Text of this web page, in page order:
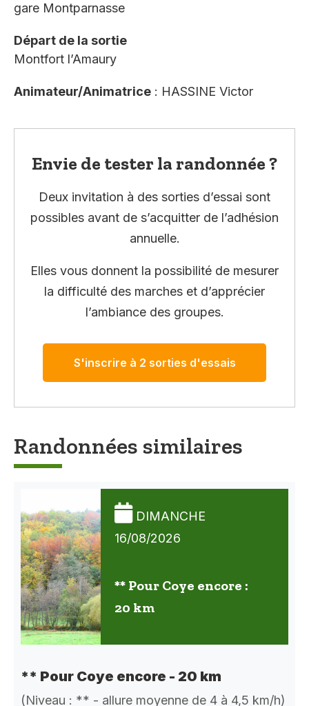
gare Montparnasse
Départ de la sortie
Montfort l’Amaury
Animateur/Animatrice : HASSINE Victor
Envie de tester la randonnée ?
Deux invitation à des sorties d’essai sont
possibles avant de s’acquitter de l’adhésion
annuelle.
Elles vous donnent la possibilité de mesurer
la difficulté des marches et d’apprécier
l’ambiance des groupes.
S'inscrire à 2 sorties d'essais
Randonnées similaires
DIMANCHE
16/08/2026
** Pour Coye encore :
20 km
** Pour Coye encore - 20 km
(Niveau : ** - allure moyenne de 4 à 4,5 km/h)